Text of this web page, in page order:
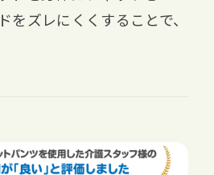
をズレにくくすることで、